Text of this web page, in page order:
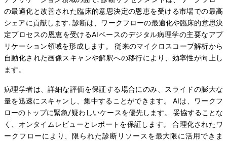
の最適化と改善された臨床的意思決定の恩恵を受ける市場での最高
シェアに貢献します. 診断は、ワークフローの最適化や臨床的意思決
定プロセスの恩恵を受けるAIベースのデジタル病理学の主要なアプ
リケーション領域を形成します。 従来のマイクロスコープ解析から
自動化された画像スキャンや解釈への移行により、効率性が向上し
ます。
病理学者は、詳細な評価を保証する場合にのみ、スライドの膨大な
量を迅速にスキャンし、集中することができます。 AIは、ワークフ
ローのトップに緊急/疑わしいケースを優先します。 妥協することな
く、オンタイムレビューとレポートを保証します。 合理化されたワ
ークフローにより、限られた診断リソースを最大限に活用できま